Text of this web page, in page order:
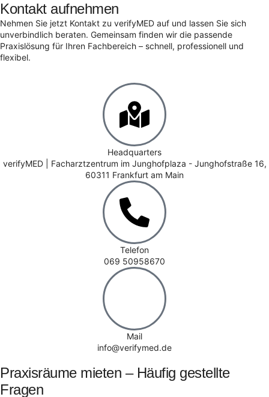
Kontakt aufnehmen
Nehmen Sie jetzt Kontakt zu verifyMED auf und lassen Sie sich
unverbindlich beraten. Gemeinsam finden wir die passende
Praxislösung für Ihren Fachbereich – schnell, professionell und
flexibel.
Headquarters
verifyMED | Facharztzentrum im Junghofplaza - Junghofstraße 16,
60311 Frankfurt am Main
Telefon
069 50958670
Mail
info@verifymed.de
Praxisräume mieten – Häufig gestellte
Fragen